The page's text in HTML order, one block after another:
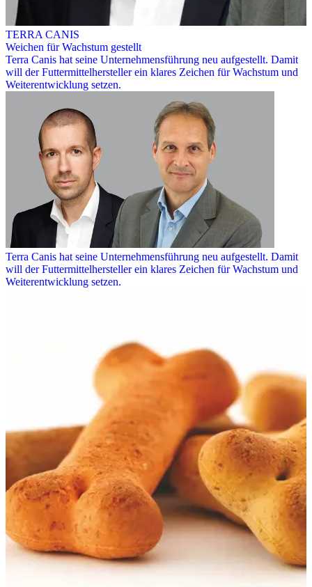
TERRA CANIS
Weichen für Wachstum gestellt
Terra Canis hat seine Unternehmensführung neu aufgestellt. Damit
will der Futtermittelhersteller ein klares Zeichen für Wachstum und
Weiterentwicklung setzen.
Terra Canis hat seine Unternehmensführung neu aufgestellt. Damit
will der Futtermittelhersteller ein klares Zeichen für Wachstum und
Weiterentwicklung setzen.